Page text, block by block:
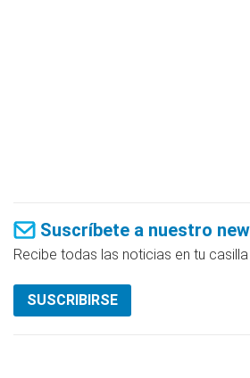
Suscríbete a nuestro
Recibe todas las noticias en tu casilla
SUSCRIBIRSE